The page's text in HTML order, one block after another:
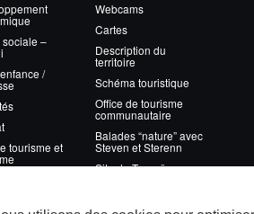
sociale –
/
tourisme et
Webcams
Cartes
Description du
territoire
Schéma touristique
Office de tourisme
communautaire
Balades “nature” avec
Steven et Sterenn
Site de Tronoën